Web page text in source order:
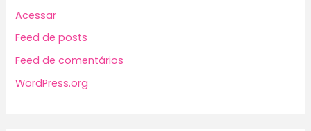
Acessar
Feed de posts
Feed de comentários
WordPress.org